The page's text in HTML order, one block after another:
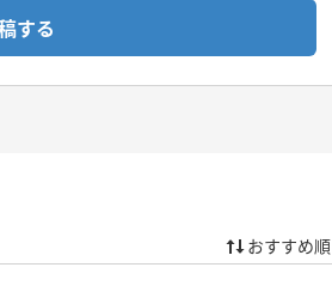
する
おすすめ順